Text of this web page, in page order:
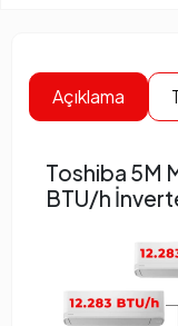
Açıklama
Toshiba 5M
BTU/h